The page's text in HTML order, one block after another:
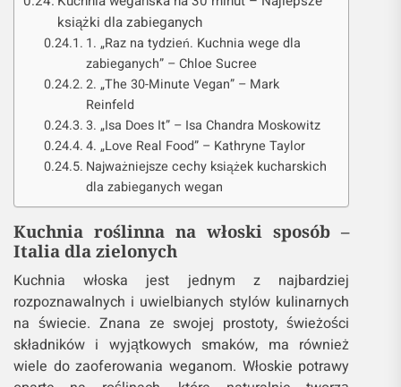
książki dla zabieganych
1. „Raz na tydzień. Kuchnia wege dla
zabieganych” – Chloe Sucree
2. „The 30-Minute Vegan” – Mark
Reinfeld
3. „Isa Does It” – Isa Chandra Moskowitz
4. „Love Real Food” – Kathryne Taylor
Najważniejsze cechy książek kucharskich
dla zabieganych wegan
Kuchnia roślinna na włoski sposób –
Italia dla zielonych
Kuchnia włoska jest jednym z najbardziej
rozpoznawalnych i uwielbianych stylów kulinarnych
na świecie. Znana ze swojej prostoty, świeżości
składników i wyjątkowych smaków, ma również
wiele do zaoferowania weganom. Włoskie potrawy